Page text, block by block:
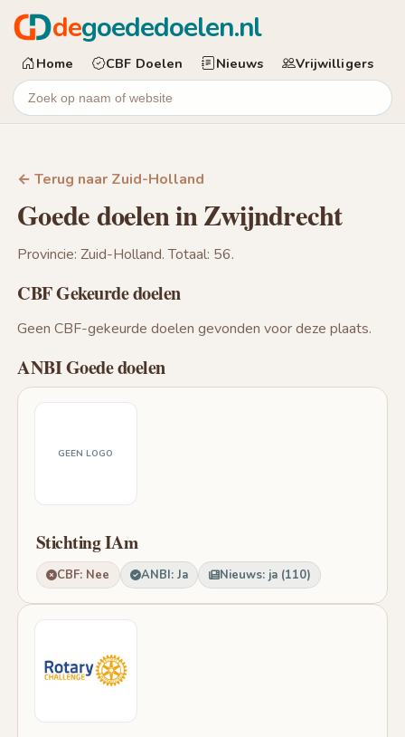
degoededoelen.nl
Home CBF Doelen Nieuws Vrijwilligers
← Terug naar Zuid-Holland
Goede doelen in Zwijndrecht
Provincie: Zuid-Holland. Totaal: 56.
CBF Gekeurde doelen
Geen CBF-gekeurde doelen gevonden voor deze plaats.
ANBI Goede doelen
GEEN LOGO
Stichting IAm
CBF: Nee ANBI: Ja Nieuws: ja (110)